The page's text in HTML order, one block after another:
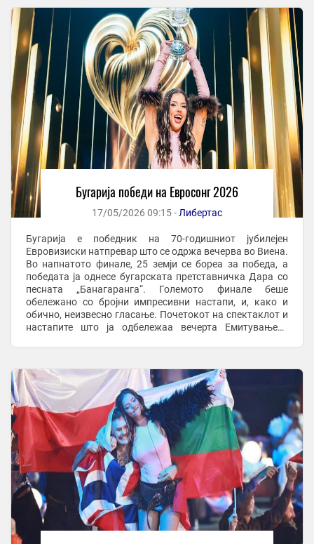
Бугарија победи на Евросонг 2026
17/05/2026 09:15 - Либертас
Бугарија е победник на 70-годишниот јубилејен
Евровизиски натпревар што се одржа вечерва во Виена.
Во напнатото финале, 25 земји се бореа за победа, а
победата ја однесе бугарската претставничка Дара со
песната „Банагаранга“. Големото финале беше
обележано со бројни импресивни настапи, и, како и
обично, неизвесно гласање. Почетокот на спектаклот и
настапите што ја одбележаа вечерта Емитувањето